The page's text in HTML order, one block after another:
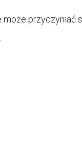
może przyczyniać